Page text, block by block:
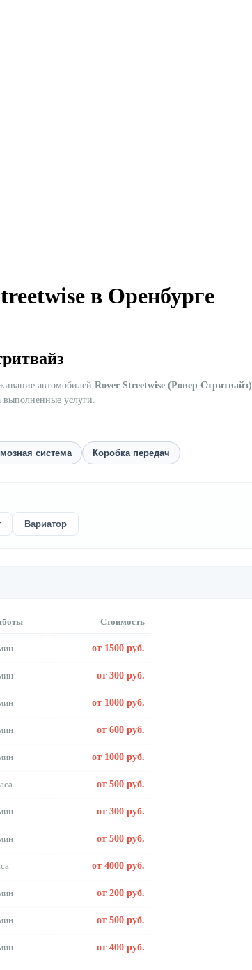
в Оренбурге
автомобилей Rover Streetwise (Ровер Стритвайз)
выполненные услуги.
система Коробка передач
Вариатор
Стоимость
от 1500 руб.
от 300 руб.
от 1000 руб.
от 600 руб.
от 1000 руб.
от 500 руб.
от 300 руб.
от 500 руб.
от 4000 руб.
от 200 руб.
от 500 руб.
от 400 руб.